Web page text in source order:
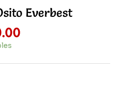
Everbest
es: